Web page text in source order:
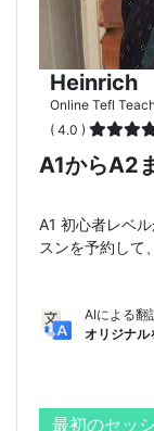
Heinrich
Online Tefl
( 4.0 )
A1からA2
A1 初心者レベ
スンを予約して
AIによる翻
オリジナル
最初のセッ